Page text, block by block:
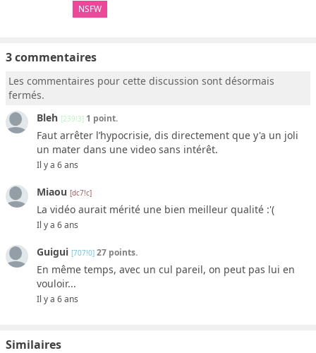
NSFW
3 commentaires
Les commentaires pour cette discussion sont désormais
fermés.
Bleh [239!3] 1 point.
Faut arrêter l’hypocrisie, dis directement que y'a un joli
un mater dans une video sans intérêt.
Il y a 6 ans
Miaou [dc7!c]
La vidéo aurait mérité une bien meilleur qualité :'(
Il y a 6 ans
Guigui [707!0] 27 points.
En même temps, avec un cul pareil, on peut pas lui en
vouloir...
Il y a 6 ans
Similaires